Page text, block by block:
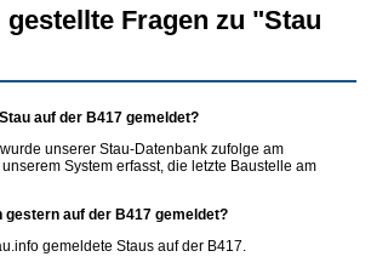
gestellte Fragen zu "Stau
auf der B417 gemeldet?
unserer Stau-Datenbank zufolge am
System erfasst, die letzte Baustelle am
gestern auf der B417 gemeldet?
gemeldete Staus auf der B417.